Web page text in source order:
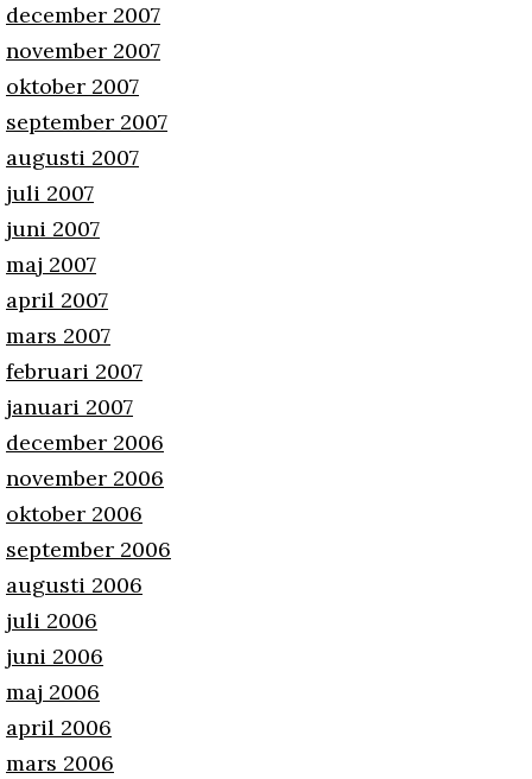
december 2007
november 2007
oktober 2007
september 2007
augusti 2007
juli 2007
juni 2007
maj 2007
april 2007
mars 2007
februari 2007
januari 2007
december 2006
november 2006
oktober 2006
september 2006
augusti 2006
juli 2006
juni 2006
maj 2006
april 2006
mars 2006